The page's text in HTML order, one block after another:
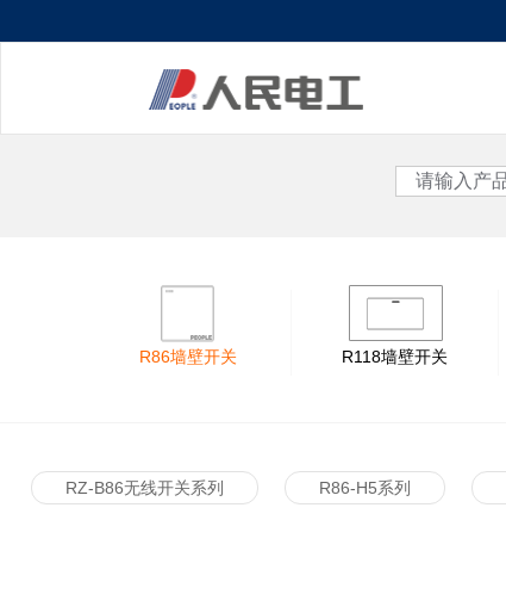
R86墙壁开关 R118墙壁开关
RZ-B86无线开关系列 R86-H5系列